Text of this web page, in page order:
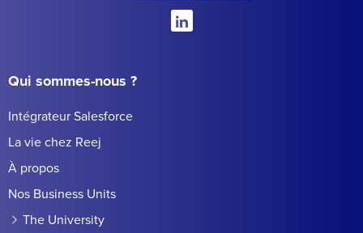
Qui sommes-nous ?
Intégrateur Salesforce
La vie chez Reej
À propos
Nos Business Units
The University